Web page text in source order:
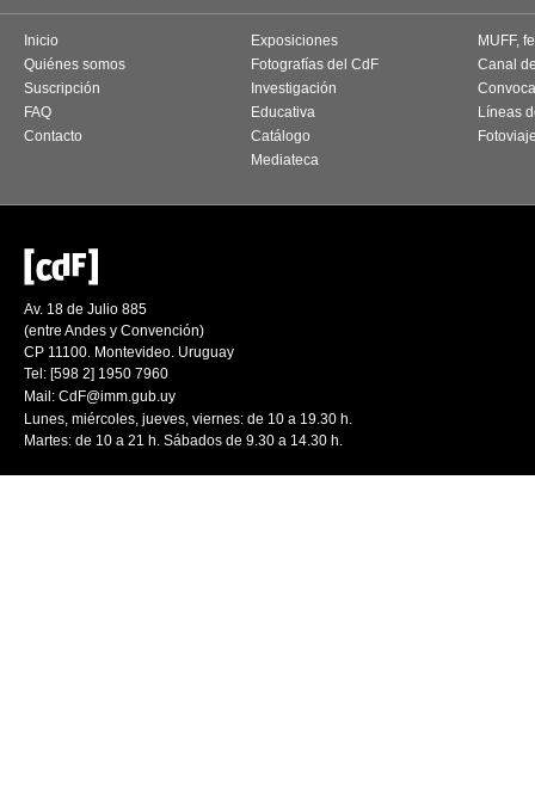
Inicio
Quiénes somos
Suscripción
FAQ
Contacto
Exposiciones
Fotografías del CdF
Investigación
Educativa
Catálogo
Mediateca
MUFF,
Canal
Líneas
Av. 18 de Julio 885
(entre Andes y Convención)
CP 11100. Montevideo. Uruguay
Tel: [598 2] 1950 7960
Mail: CdF@imm.gub.uy
Lunes, miércoles, jueves, viernes: de 10 a 19.30 h.
Martes: de 10 a 21 h. Sábados de 9.30 a 14.30 h.